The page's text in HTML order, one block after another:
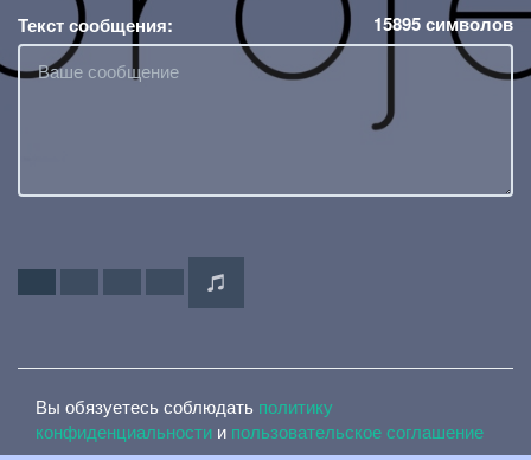
Текст сообщения: 15895символов
Вы обязуетесь соблюдать политику
конфиденциальности и пользовательское соглашение